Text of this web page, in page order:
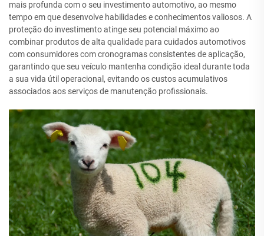
mais profunda com o seu investimento automotivo, ao mesmo
tempo em que desenvolve habilidades e conhecimentos valiosos. A
proteção do investimento atinge seu potencial máximo ao
combinar produtos de alta qualidade para cuidados automotivos
com consumidores com cronogramas consistentes de aplicação,
garantindo que seu veículo mantenha condição ideal durante toda
a sua vida útil operacional, evitando os custos acumulativos
associados aos serviços de manutenção profissionais.